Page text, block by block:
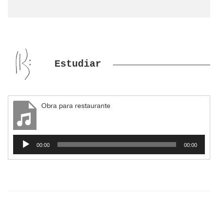
Estudiar
Obra para restaurante
Reproductor
audio
00:00 00:00